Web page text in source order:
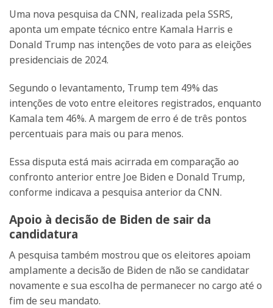
Uma nova pesquisa da CNN, realizada pela SSRS,
aponta um empate técnico entre Kamala Harris e
Donald Trump nas intenções de voto para as eleições
presidenciais de 2024.
Segundo o levantamento, Trump tem 49% das
intenções de voto entre eleitores registrados, enquanto
Kamala tem 46%. A margem de erro é de três pontos
percentuais para mais ou para menos.
Essa disputa está mais acirrada em comparação ao
confronto anterior entre Joe Biden e Donald Trump,
conforme indicava a pesquisa anterior da CNN.
Apoio à decisão de Biden de sair da
candidatura
A pesquisa também mostrou que os eleitores apoiam
amplamente a decisão de Biden de não se candidatar
novamente e sua escolha de permanecer no cargo até o
fim de seu mandato.